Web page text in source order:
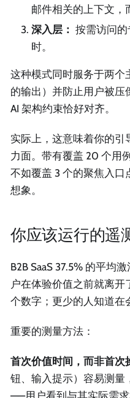
邮件相关的上下文，
深入层： 按需访问
时。
这种模式同时服务于两个
的输出）并防止用户被压
AI 架构约束恰好对齐。
实际上，这意味着你的
力面。带有覆盖 20 个用
不如覆盖 3 个的聚焦入
想象。
你应该运行的遥
B2B SaaS 37.5% 的平均
户在体验价值之前就离
个数字；更少的人知道在
重要的测量方法：
首次价值时间，而非首次
钮、输入提示）容易测量